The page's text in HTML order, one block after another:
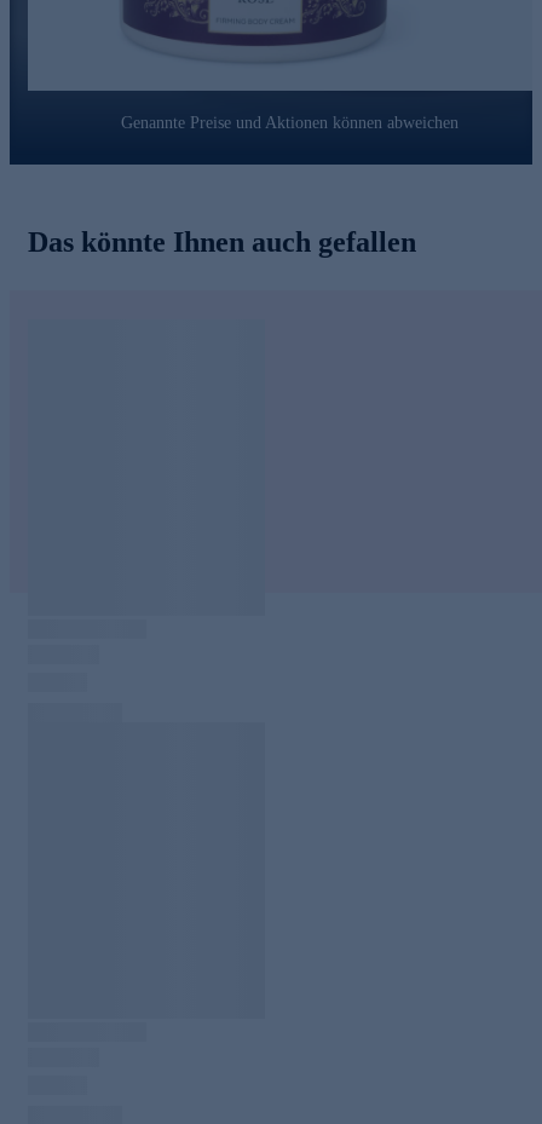
Genannte Preise und Aktionen können abweichen
Das könnte Ihnen auch gefallen